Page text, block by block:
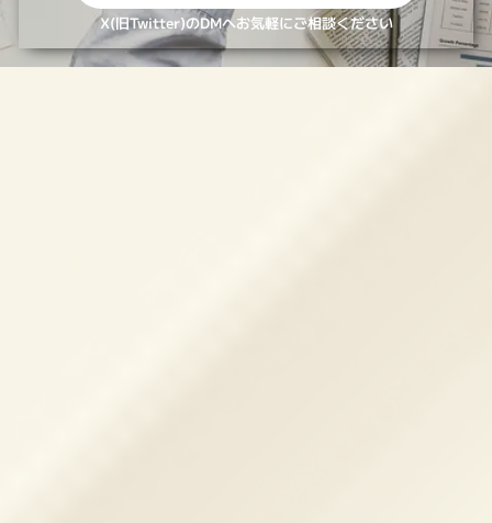
X(旧Twitter)のDMへお気軽にご相談ください